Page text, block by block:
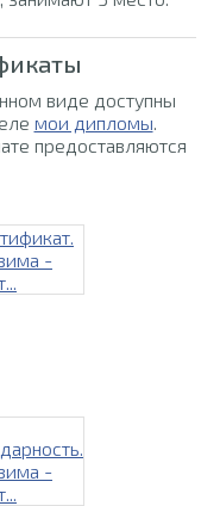
виде доступны
мои дипломы.
предоставляются